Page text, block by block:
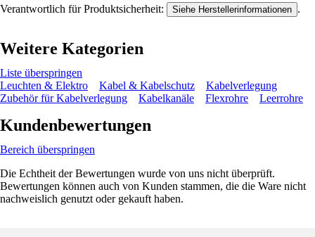
Verantwortlich für Produktsicherheit: Siehe Herstellerinformationen .
Weitere Kategorien
Liste überspringen
Leuchten & Elektro
Kabel & Kabelschutz
Kabelverlegung
Zubehör für Kabelverlegung
Kabelkanäle Flexrohre Leerrohre
Kundenbewertungen
Bereich überspringen
Die Echtheit der Bewertungen wurde von uns nicht überprüft.
Bewertungen können auch von Kunden stammen, die die Ware nicht
nachweislich genutzt oder gekauft haben.